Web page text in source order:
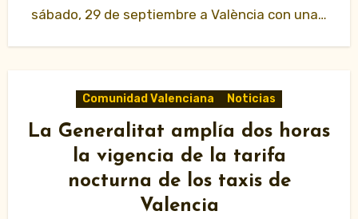
sábado, 29 de septiembre a València con una…
Comunidad Valenciana Noticias
La Generalitat amplía dos horas
la vigencia de la tarifa
nocturna de los taxis de
Valencia